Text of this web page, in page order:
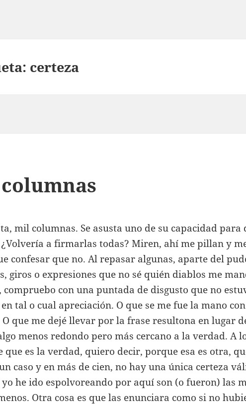
certeza
mil columnas. Se asusta uno de su capacidad para
a firmarlas todas? Miren, ahí me pillan y
confesar que no. Al repasar algunas, aparte del
giros o expresiones que no sé quién diablos me
con una puntada de disgusto que no
tal o cual apreciación. O que se me fue la mano
que me dejé llevar por la frase resultona en lugar
menos redondo pero más cercano a la verdad. A
que es la verdad, quiero decir, porque esa es otra,
caso y en más de cien, no hay una única certeza
yo he ido espolvoreando por aquí son (o fueron) las
Otra cosa es que las enunciara como si no